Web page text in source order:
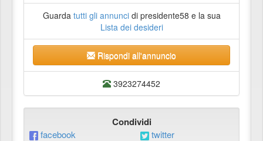
Guarda tutti gli annuncidi presidente58 e la sua
Lista dei desideri
Rispondi all'annuncio
3923274452
Condividi
facebook
twitter